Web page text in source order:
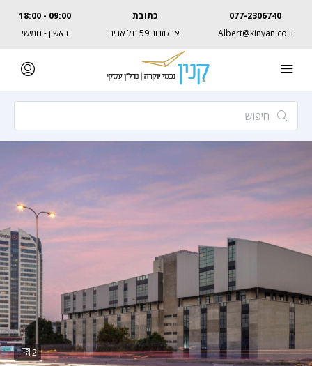
077-2306740
Albert@kinyan.co.il
כתובת
ארלוזרוב 59 תל אביב
09:00 - 18:00
ראשון - חמישי
2